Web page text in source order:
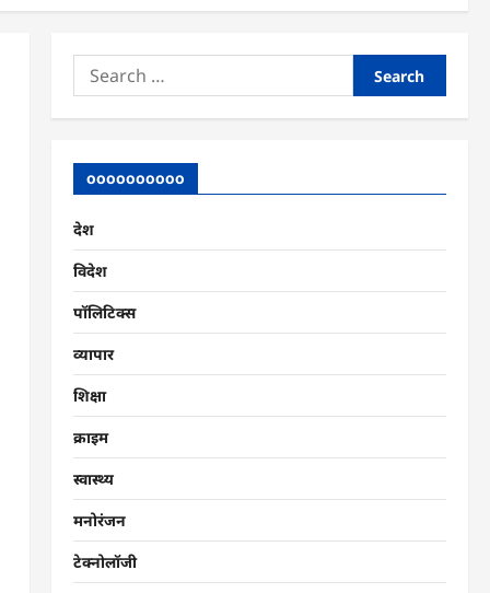
Search
for:
oooooooooo
देश
विदेश
पॉलिटिक्स
व्यापार
शिक्षा
क्राइम
स्वास्थ्य
मनोरंजन
टेक्नोलॉजी